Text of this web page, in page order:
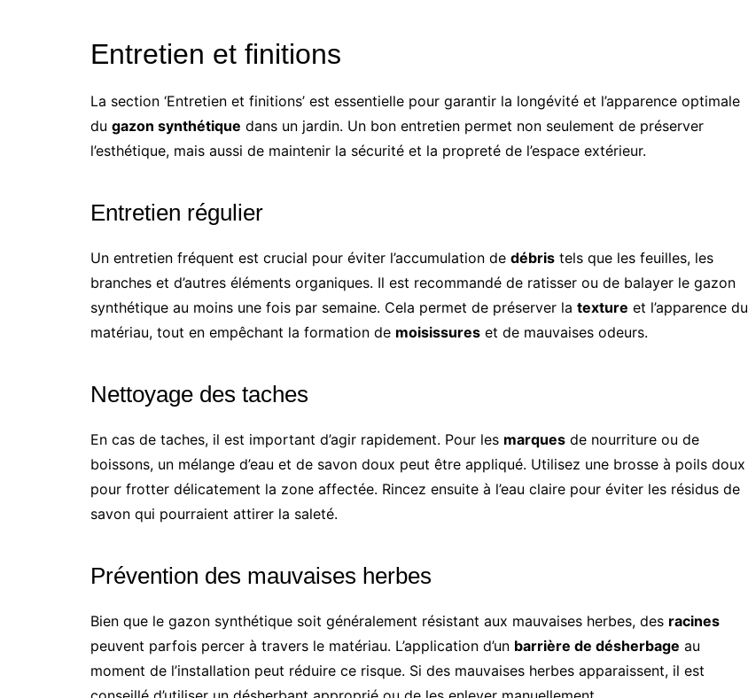
Entretien et finitions
La section ‘Entretien et finitions’ est essentielle pour garantir la longévité et l’apparence optimale
du gazon synthétique dans un jardin. Un bon entretien permet non seulement de préserver
l’esthétique, mais aussi de maintenir la sécurité et la propreté de l’espace extérieur.
Entretien régulier
Un entretien fréquent est crucial pour éviter l’accumulation de débris tels que les feuilles, les
branches et d’autres éléments organiques. Il est recommandé de ratisser ou de balayer le gazon
synthétique au moins une fois par semaine. Cela permet de préserver la texture et l’apparence du
matériau, tout en empêchant la formation de moisissures et de mauvaises odeurs.
Nettoyage des taches
En cas de taches, il est important d’agir rapidement. Pour les marques de nourriture ou de
boissons, un mélange d’eau et de savon doux peut être appliqué. Utilisez une brosse à poils doux
pour frotter délicatement la zone affectée. Rincez ensuite à l’eau claire pour éviter les résidus de
savon qui pourraient attirer la saleté.
Prévention des mauvaises herbes
Bien que le gazon synthétique soit généralement résistant aux mauvaises herbes, des racines
peuvent parfois percer à travers le matériau. L’application d’un barrière de désherbage au
moment de l’installation peut réduire ce risque. Si des mauvaises herbes apparaissent, il est